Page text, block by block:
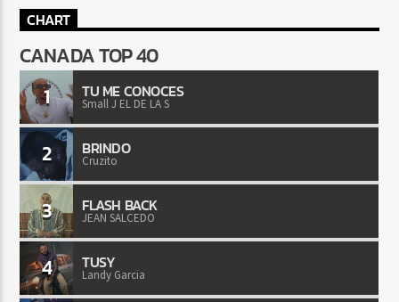
CHART
CANADA TOP 40
1 TU ME CONOCES
Small J EL DE LA S
2 BRINDO
Cruzito
3 FLASH BACK
JEAN SALCEDO
4 TUSY
Landy Garcia